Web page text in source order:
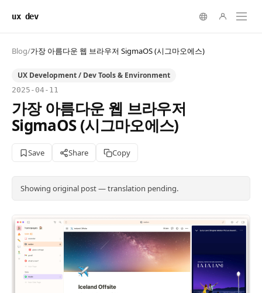
ux dev
Blog/가장 아름다운 웹 브라우저 SigmaOS (시그마오에스)
UX Development / Dev Tools & Environment
2025-04-11
가장 아름다운 웹 브라우저
SigmaOS (시그마오에스)
Save Share Copy
Showing original post — translation pending.